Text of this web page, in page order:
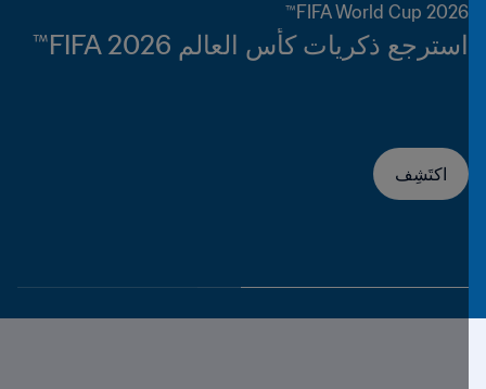
FIFA World Cup 2026™
استرجع ذكريات كأس العالم FIFA 2026™
اكتَشِف